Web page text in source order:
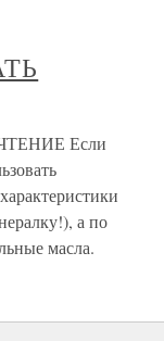
Если
а по
масла.